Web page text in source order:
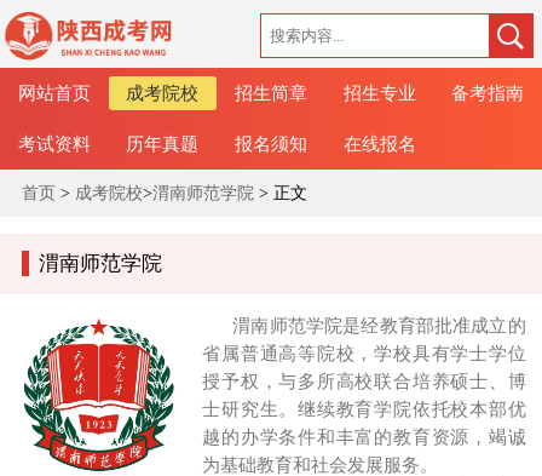
网站首页 成考院校 招生简章 招生专业 备考指南
考试资料 历年真题 报名须知 在线报名
首页> 成考院校>渭南师范学院 > 正文
渭南师范学院
渭南师范学院是经教育部批准成立的
省属普通高等院校，学校具有学士学位
授予权，与多所高校联合培养硕士、博
士研究生。继续教育学院依托校本部优
越的办学条件和丰富的教育资源，竭诚
为基础教育和社会发展服务。